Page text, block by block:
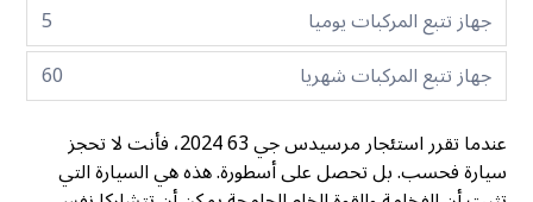
جهاز تتبع المركبات يوميا
5
جهاز تتبع المركبات شهريا
60
عندما تقرر استئجار مرسيدس جي 63 2024، فأنت لا تحجز
سيارة فحسب. بل تحصل على أسطورة. هذه هي السيارة التي